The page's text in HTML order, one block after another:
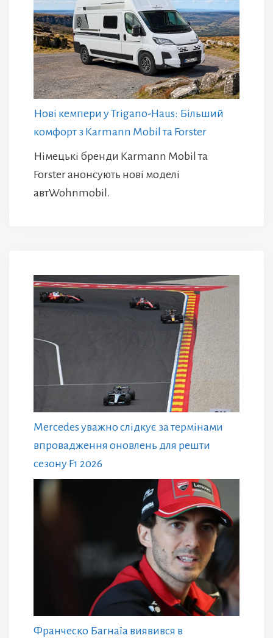
Нові кемпери у Trigano-Haus: Більший
комфорт з Karmann Mobil та Forster
Німецькі бренди Karmann Mobil та
Forster анонсують нові моделі
автWohnmobil.
Mercedes уважно слідкує за термінами
впровадження оновлень для решти
сезону F1 2026
Франческо Багнаїа виявився в